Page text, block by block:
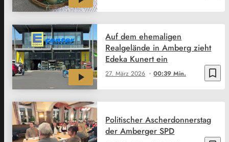
bookmark_border
27. März 2026 00:39 Min.
Auf dem ehemaligen
Realgelände in Amberg zieht
Edeka Kunert ein
Politischer Ascherdonnerstag
der Amberger SPD